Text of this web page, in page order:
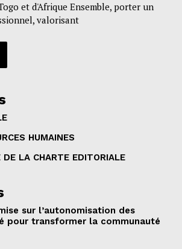
et d'Afrique Ensemble, porter un
valorisant
HUMAINES
DE LA CHARTE EDITORIALE
sur l’autonomisation des
pour transformer la communauté